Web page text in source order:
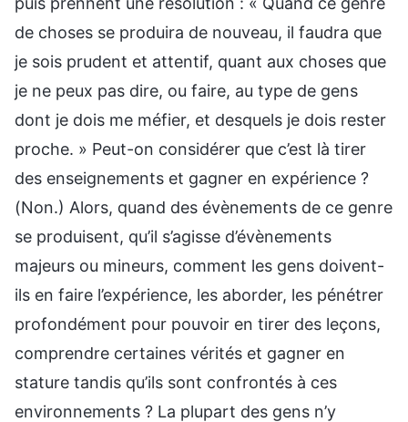
de choses se produira de nouveau, il faudra que
je sois prudent et attentif, quant aux choses que
je ne peux pas dire, ou faire, au type de gens
dont je dois me méfier, et desquels je dois rester
proche. » Peut-on considérer que c’est là tirer
des enseignements et gagner en expérience ?
(Non.) Alors, quand des évènements de ce genre
se produisent, qu’il s’agisse d’évènements
majeurs ou mineurs, comment les gens doivent-
ils en faire l’expérience, les aborder, les pénétrer
profondément pour pouvoir en tirer des leçons,
comprendre certaines vérités et gagner en
stature tandis qu’ils sont confrontés à ces
environnements ? La plupart des gens n’y